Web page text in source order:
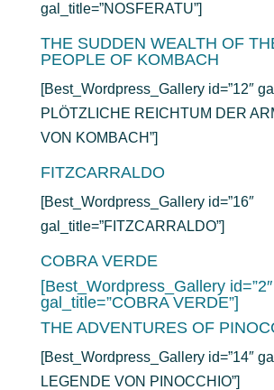
gal_title=”NOSFERATU”]
THE SUDDEN WEALTH OF
PEOPLE OF KOMBACH
[Best_Wordpress_Gallery id=”12″
PLÖTZLICHE REICHTUM DER
VON KOMBACH”]
FITZCARRALDO
[Best_Wordpress_Gallery id=”16″
gal_title=”FITZCARRALDO”]
COBRA VERDE
[Best_Wordpress_Gallery id=”2″
gal_title=”COBRA VERDE”]
THE ADVENTURES OF
[Best_Wordpress_Gallery id=”14″
LEGENDE VON PINOCCHIO”]